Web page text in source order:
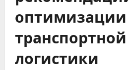
оптимизации
транспортной
логистики